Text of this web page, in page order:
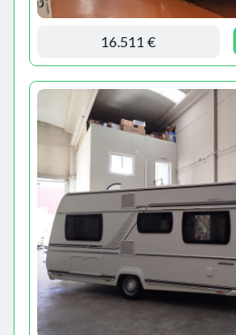
16.511 €